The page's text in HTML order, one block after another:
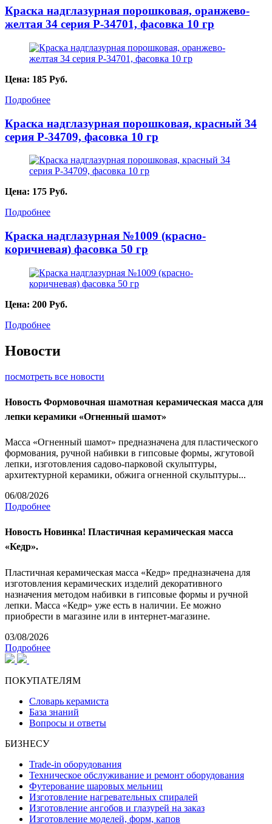
Краска надглазурная порошковая, оранжево-
желтая 34 серия P-34701, фасовка 10 гр
Цена: 185 Руб.
Подробнее
Краска надглазурная порошковая, красный 34
серия P-34709, фасовка 10 гр
Цена: 175 Руб.
Подробнее
Краска надглазурная №1009 (красно-
коричневая) фасовка 50 гр
Цена: 200 Руб.
Подробнее
Новости
посмотреть все новости
Новость Формовочная шамотная керамическая масса для
лепки керамики «Огненный шамот»
Масса «Огненный шамот» предназначена для пластического
формования, ручной набивки в гипсовые формы, жгутовой
лепки, изготовления садово-парковой скульптуры,
архитектурной керамики, обжига огненной скульптуры...
06/08/2026
Подробнее
Новость Новинка! Пластичная керамическая масса
«Кедр».
Пластичная керамическая масса «Кедр» предназначена для
изготовления керамических изделий декоративного
назначения методом набивки в гипсовые формы и ручной
лепки. Масса «Кедр» уже есть в наличии. Ее можно
приобрести в магазине или в интернет-магазине.
03/08/2026
Подробнее
ПОКУПАТЕЛЯМ
Словарь керамиста
База знаний
Вопросы и ответы
БИЗНЕСУ
Trade-in оборудования
Техническое обслуживание и ремонт оборудования
Футерование шаровых мельниц
Изготовление нагревательных спиралей
Изготовление ангобов и глазурей на заказ
Изготовление моделей, форм, капов